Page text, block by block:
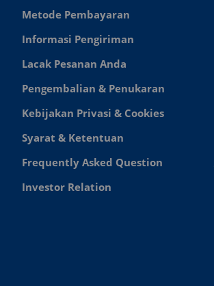
Metode Pembayaran
Informasi Pengiriman
Lacak Pesanan Anda
Pengembalian & Penukaran
Kebijakan Privasi & Cookies
Syarat & Ketentuan
Frequently Asked Question
Investor Relation